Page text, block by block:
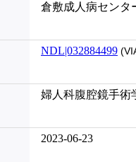
倉敷成人病センタ
NDL|032884499
婦人科腹腔鏡手術
2023-06-23